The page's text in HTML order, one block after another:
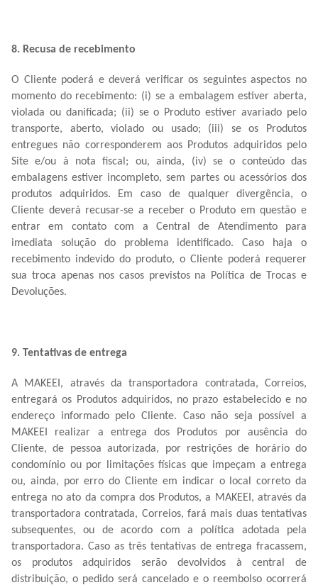
8. Recusa de recebimento
O Cliente poderá e deverá verificar os seguintes aspectos no
momento do recebimento: (i) se a embalagem estiver aberta,
violada ou danificada; (ii) se o Produto estiver avariado pelo
transporte, aberto, violado ou usado; (iii) se os Produtos
entregues não corresponderem aos Produtos adquiridos pelo
Site e/ou à nota fiscal; ou, ainda, (iv) se o conteúdo das
embalagens estiver incompleto, sem partes ou acessórios dos
produtos adquiridos. Em caso de qualquer divergência, o
Cliente deverá recusar-se a receber o Produto em questão e
entrar em contato com a Central de Atendimento para
imediata solução do problema identificado. Caso haja o
recebimento indevido do produto, o Cliente poderá requerer
sua troca apenas nos casos previstos na Política de Trocas e
Devoluções.
9. Tentativas de entrega
A MAKEEI, através da transportadora contratada, Correios,
entregará os Produtos adquiridos, no prazo estabelecido e no
endereço informado pelo Cliente. Caso não seja possível a
MAKEEI realizar a entrega dos Produtos por ausência do
Cliente, de pessoa autorizada, por restrições de horário do
condomínio ou por limitações físicas que impeçam a entrega
ou, ainda, por erro do Cliente em indicar o local correto da
entrega no ato da compra dos Produtos, a MAKEEI, através da
transportadora contratada, Correios, fará mais duas tentativas
subsequentes, ou de acordo com a política adotada pela
transportadora. Caso as três tentativas de entrega fracassem,
os produtos adquiridos serão devolvidos à central de
distribuição, o pedido será cancelado e o reembolso ocorrerá